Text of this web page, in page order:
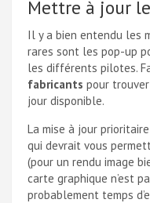
Mettre à jour
Il y a bien entendu les
rares sont les pop-up
les différents pilotes.
fabricants pour
jour disponible.
La mise à jour
qui devrait vous
(pour un rendu image
carte graphique n’est
probablement temps